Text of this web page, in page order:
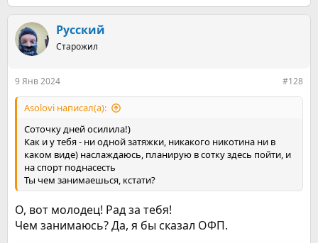
Русский
Старожил
9 Янв 2024 #128
Asolovi написал(а):
Соточку дней осилила!)
Как и у тебя - ни одной затяжки, никакого никотина ни в
каком виде) наслаждаюсь, планирую в сотку здесь пойти, и
на спорт поднасесть
Ты чем занимаешься, кстати?
О, вот молодец! Рад за тебя!
Чем занимаюсь? Да, я бы сказал ОФП.